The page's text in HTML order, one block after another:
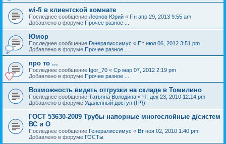
wi-fi в клиентской комнате
Последнее сообщение Леонов Юрий « Пн апр 29, 2013 9:55 am
Добавлено в форуме Прочее разное ...
Юмор
Последнее сообщение Генералиссимус « Пт июл 06, 2012 3:51 pm
Добавлено в форуме Прочее разное ...
про то ...
Последнее сообщение Igor_70 « Ср мар 07, 2012 2:19 pm
Добавлено в форуме Прочее разное ...
Возможность видеть отгрузки на складе в Томилино
Последнее сообщение Татьяна Володина « Чт дек 23, 2010 12:14 pm
Добавлено в форуме Удаленный доступ (ПЧ)
ГОСТ 53630-2009 Трубы напорные многослойные д/систем
ВС и О
Последнее сообщение Генералиссимус « Вт ноя 02, 2010 1:40 pm
Добавлено в форуме ГОСТы